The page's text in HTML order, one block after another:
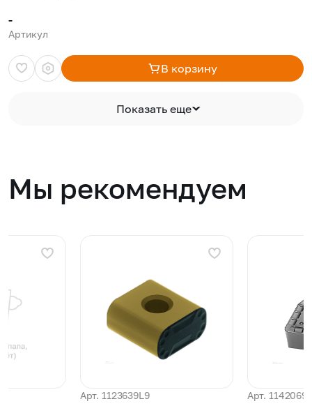
-
Артикул
В корзину
Показать еще
Мы рекомендуем
Арт. 1123639L9 Арт.